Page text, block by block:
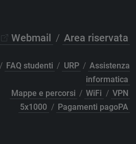
Webmail / Area riservata
/ FAQ studenti / URP / Assistenza
informatica
Mappe e percorsi / WiFi / VPN
5x1000 / Pagamenti pagoPA